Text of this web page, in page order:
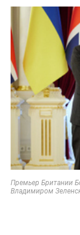
Премьер Британии
Владимиром